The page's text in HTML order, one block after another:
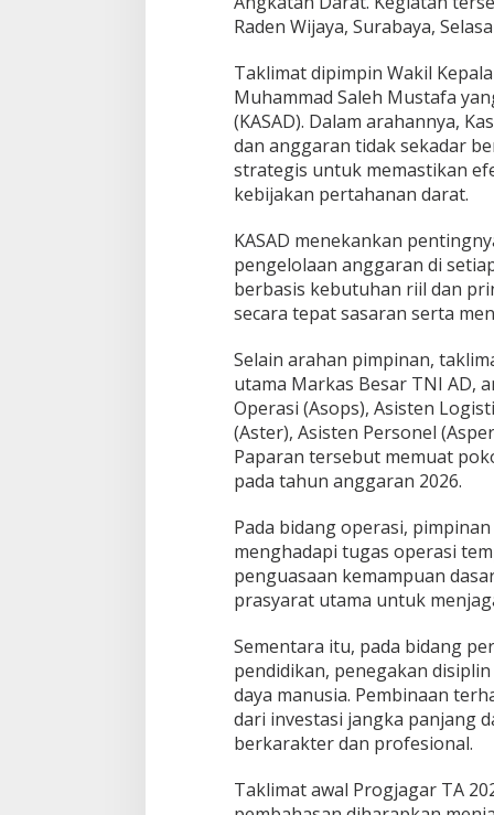
Raden Wijaya, Surabaya,
Taklimat dipimpin Wakil
Muhammad Saleh Mustafa
(KASAD). Dalam arahannya,
dan anggaran tidak sekadar
strategis untuk memastikan
kebijakan pertahanan darat.
KASAD menekankan
pengelolaan anggaran di
berbasis kebutuhan riil dan
secara tepat sasaran serta
Selain arahan pimpinan,
utama Markas Besar TNI AD,
Operasi (Asops), Asisten
(Aster), Asisten Personel
Paparan tersebut memuat
pada tahun anggaran 2026.
Pada bidang operasi,
menghadapi tugas operasi
penguasaan kemampuan
prasyarat utama untuk
Sementara itu, pada bidang
pendidikan, penegakan
daya manusia. Pembinaan
dari investasi jangka panjang
berkarakter dan profesional.
Taklimat awal Progjagar TA